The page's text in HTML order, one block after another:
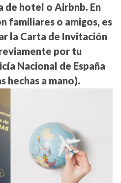
de hotel o Airbnb. En
familiares o amigos, es
la Carta de Invitación
por tu
Nacional de España
hechas a mano).